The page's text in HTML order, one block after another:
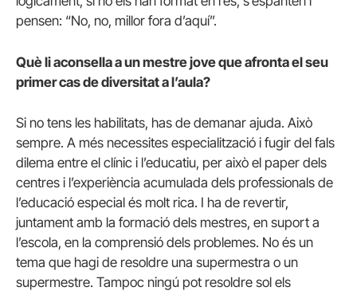
pensen: “No, no, millor fora d’aquí”.
Què li aconsella a un mestre jove que afronta el seu
primer cas de diversitat a l’aula?
Si no tens les habilitats, has de demanar ajuda. Això
sempre. A més necessites especialització i fugir del fals
dilema entre el clínic i l’educatiu, per això el paper dels
centres i l’experiència acumulada dels professionals de
l’educació especial és molt rica. I ha de revertir,
juntament amb la formació dels mestres, en suport a
l’escola, en la comprensió dels problemes. No és un
tema que hagi de resoldre una supermestra o un
supermestre. Tampoc ningú pot resoldre sol els